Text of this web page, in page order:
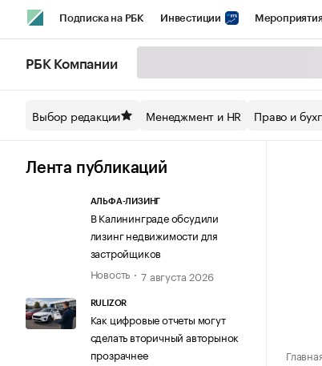
Подписка на РБК Инвестиции Мероприятия
Спецпроекты СПб Конференции СПб
Технологии и медиа
РБК Компании
Выбор редакции Менеджмент и HR Право и
Лента публикаций
АЛЬФА-ЛИЗИНГ
В Калининграде обсудили
лизинг недвижимости для
застройщиков
Новость
7 августа 2026
RULIZOR
Как цифровые отчеты могут
сделать вторичный авторынок
прозрачнее